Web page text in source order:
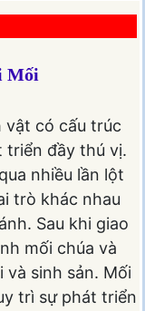
Mối
vật có cấu trúc
triển đầy thú vị.
nhiều lần lột
trò khác nhau
Sau khi giao
mối chúa và
và sinh sản. Mối
trì sự phát triển